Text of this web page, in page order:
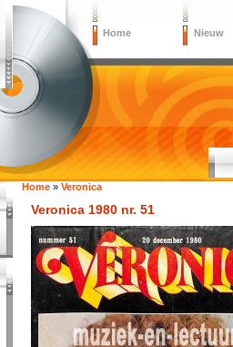
Home Nieuw
Home » Veronica
Veronica 1980 nr. 51